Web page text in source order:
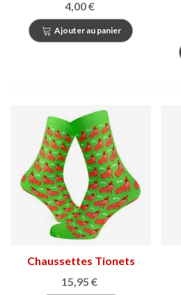
4,00 €
Ajouter au panier
Chaussettes Tionets
15,95 €